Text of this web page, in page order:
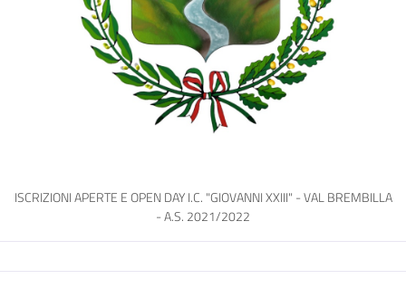
ISCRIZIONI APERTE E OPEN DAY I.C. "GIOVANNI XXIII" - VAL BREMBILLA
- A.S. 2021/2022